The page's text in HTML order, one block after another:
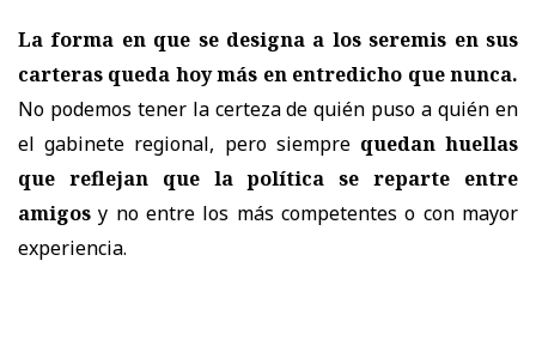
La forma en que se designa a los seremis en sus
carteras queda hoy más en entredicho que nunca.
No podemos tener la certeza de quién puso a quién en
el gabinete regional, pero siempre quedan huellas
que reflejan que la política se reparte entre
amigos y no entre los más competentes o con mayor
experiencia.